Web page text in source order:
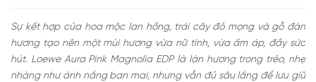
Sự kết hợp của hoa mộc lan hồng, trái cây đỏ mọng và gỗ đàn
hương tạo nên một mùi hương vừa nữ tính, vừa ấm áp, đầy sức
hút. Loewe Aura Pink Magnolia EDP là làn hương trong trẻo, nhẹ
nhàng như ánh nắng ban mai, nhưng vẫn đủ sâu lắng để lưu giữ